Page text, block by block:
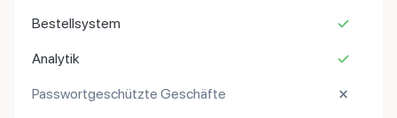
Bestellsystem
Analytik
Passwortgeschützte Geschäfte